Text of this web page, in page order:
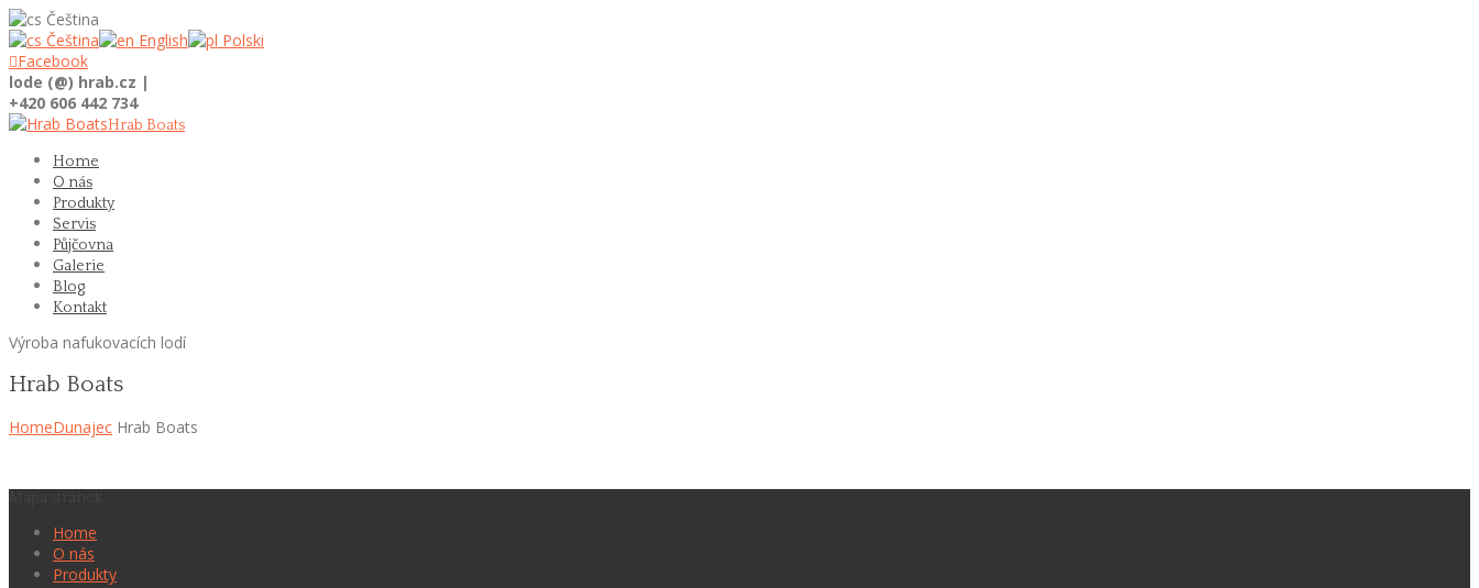
Čeština
Čeština
English
Polski
Facebook
lode (@) hrab.cz |
+420 606 442 734
Hrab Boats
Home
O nás
Produkty
Servis
Půjčovna
Galerie
Blog
Kontakt
Výroba nafukovacích lodí
Hrab Boats
HomeDunajec Hrab Boats
Home
O nás
Produkty